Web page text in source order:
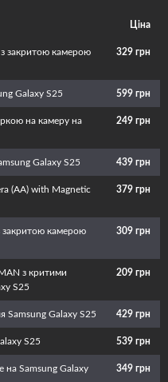
Ціна
закритою камерою
329 грн
Galaxy S25 599 грн
на камеру на
249 грн
Galaxy S25 439 грн
(AA) with Magnetic
379 грн
закритою камерою
309 грн
з критими
S25
209 грн
Samsung Galaxy S25 429 грн
S25 539 грн
на Samsung Galaxy
349 грн